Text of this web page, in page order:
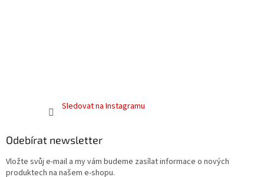
Sledovat na Instagramu
Odebírat newsletter
Vložte svůj e-mail a my vám budeme zasílat informace o nových
produktech na našem e-shopu.